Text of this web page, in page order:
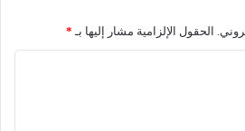
الحقول الإلزامية مشار إليها بـ *